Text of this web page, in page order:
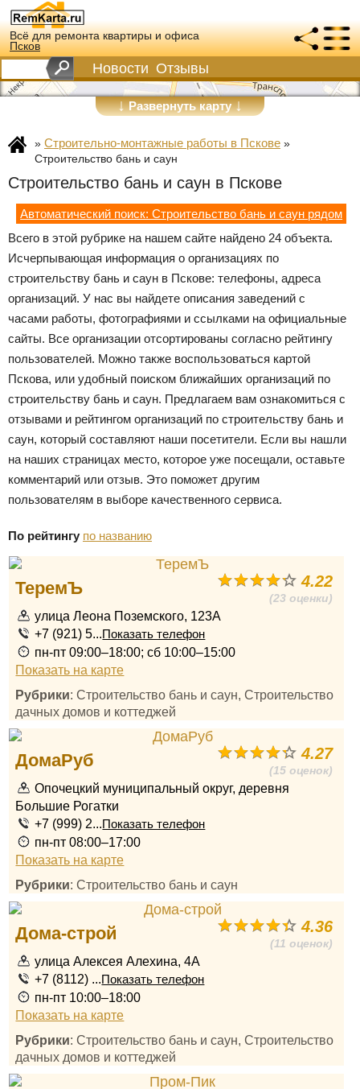
Всё для ремонта квартиры и офиса
Псков
Новости Отзывы
↓Развернуть карту↓
» Строительно-монтажные работы в Пскове »
Строительство бань и саун
Строительство бань и саун в Пскове
Автоматический поиск: Строительство бань и саун рядом
Всего в этой рубрике на нашем сайте найдено 24 объекта.
Исчерпывающая информация о организациях по
строительству бань и саун в Пскове: телефоны, адреса
организаций. У нас вы найдете описания заведений с
часами работы, фотографиями и ссылками на официальные
сайты. Все организации отсортированы согласно рейтингу
пользователей. Можно также воспользоваться картой
Пскова, или удобный поиском ближайших организаций по
строительству бань и саун. Предлагаем вам ознакомиться с
отзывами и рейтингом организаций по строительству бань и
саун, который составляют наши посетители. Если вы нашли
на наших страницах место, которое уже посещали, оставьте
комментарий или отзыв. Это поможет другим
пользователям в выборе качественного сервиса.
По рейтингу по названию
4.22
(23 оценки)
ТеремЪ
улица Леона Поземского, 123А
+7 (921) 5...Показать телефон
пн-пт 09:00–18:00; сб 10:00–15:00
Показать на карте
Рубрики: Строительство бань и саун, Строительство
дачных домов и коттеджей
4.27
(15 оценок)
ДомаРуб
Опочецкий муниципальный округ, деревня
Большие Рогатки
+7 (999) 2...Показать телефон
пн-пт 08:00–17:00
Показать на карте
Рубрики: Строительство бань и саун
4.36
(11 оценок)
Дома-строй
улица Алексея Алехина, 4А
+7 (8112) ...Показать телефон
пн-пт 10:00–18:00
Показать на карте
Рубрики: Строительство бань и саун, Строительство
дачных домов и коттеджей